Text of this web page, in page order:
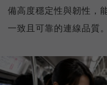
備高度穩定性與韌性，
一致且可靠的連線品質。